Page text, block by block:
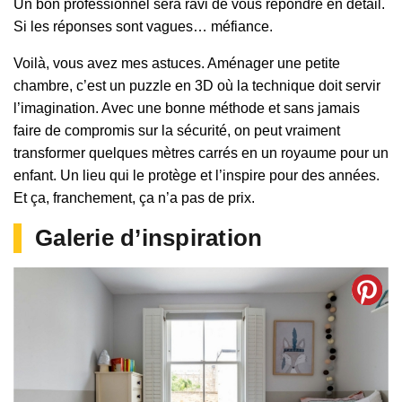
Un bon professionnel sera ravi de vous répondre en détail.
Si les réponses sont vagues… méfiance.
Voilà, vous avez mes astuces. Aménager une petite
chambre, c’est un puzzle en 3D où la technique doit servir
l’imagination. Avec une bonne méthode et sans jamais
faire de compromis sur la sécurité, on peut vraiment
transformer quelques mètres carrés en un royaume pour un
enfant. Un lieu qui le protège et l’inspire pour des années.
Et ça, franchement, ça n’a pas de prix.
Galerie d’inspiration